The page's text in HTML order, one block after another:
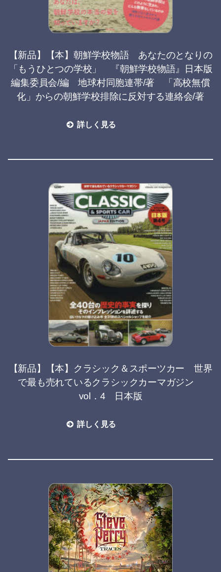
【新品】【本】朝鮮学校物語 あなたのとなりの
「もうひとつの学校」 『朝鮮学校物語』日本版
編集委員会/編 地球村同胞連帯/著 「高校無償
化」からの朝鮮学校排除に反対する連絡会/著
詳しく見る
【新品】【本】クラシック＆スポーツカー 世界
で最も売れているクラシックカーマガジン
vol．4 日本版
詳しく見る